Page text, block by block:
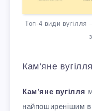
Топ-4 види вугілля
Кам’яне
Кам’яне вугілля
найпоширенішим